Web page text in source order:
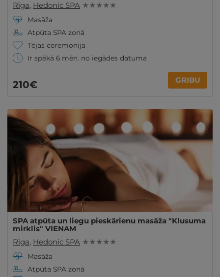
Rīga, Hedonic SPA ★ ★ ★ ★ ★
Masāža
Atpūta SPA zonā
Tējas ceremonija
Ir spēkā 6 mēn. no iegādes datuma
210€ GRIBU
SPA atpūta un liegu pieskārienu masāža "Klusuma
mirklis" VIENAM
Rīga, Hedonic SPA ★ ★ ★ ★ ★
Masāža
Atpūta SPA zonā